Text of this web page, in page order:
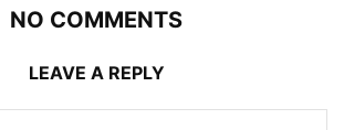
NO COMMENTS
LEAVE A REPLY